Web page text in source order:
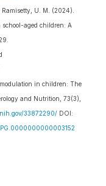
U. M. (2024).
school-aged children: A
in children: The
and Nutrition, 73(3),
33872290/ DOI: